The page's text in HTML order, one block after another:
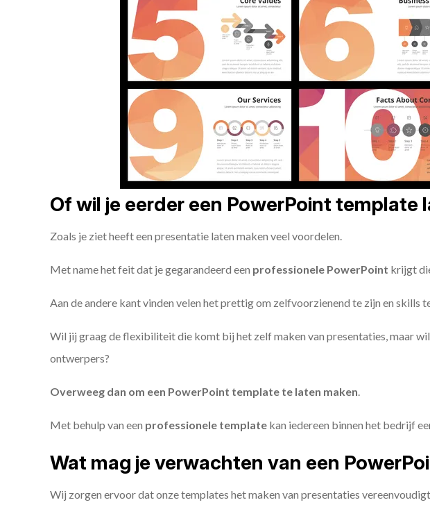
Of wil je eerder een PowerPoint template
Zoals je ziet heeft een presentatie laten maken veel voordelen.
Met name het feit dat je gegarandeerd een professionele PowerPoint krijgt
Aan de andere kant vinden velen het prettig om zelfvoorzienend te zijn en skills
Wil jij graag de flexibiliteit die komt bij het zelf maken van presentaties, maar
ontwerpers?
Overweeg dan om een PowerPoint template te laten maken.
Met behulp van een professionele template kan iedereen binnen het bedrijf
Wat mag je verwachten van een
Wij zorgen ervoor dat onze templates het maken van presentaties